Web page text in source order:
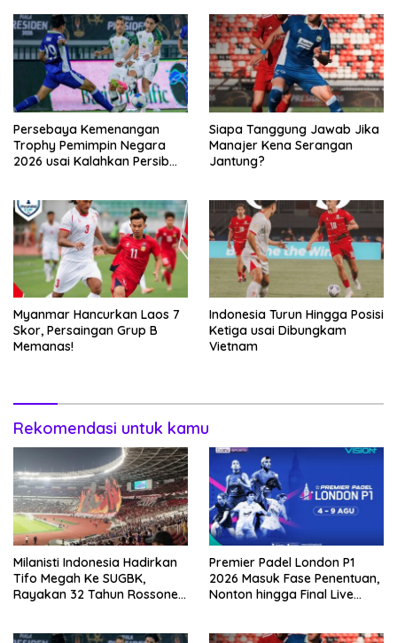
Persebaya Kemenangan
Trophy Pemimpin Negara
2026 usai Kalahkan Persib
Siapa Tanggung Jawab Jika
Manajer Kena Serangan
Jantung?
Myanmar Hancurkan Laos 7
Skor, Persaingan Grup B
Memanas!
Indonesia Turun Hingga Posisi
Ketiga usai Dibungkam
Vietnam
Rekomendasi untuk kamu
Milanisti Indonesia Hadirkan
Tifo Megah Ke SUGBK,
Rayakan 32 Tahun Rossoneri
Premier Padel London P1
2026 Masuk Fase Penentuan,
Nonton hingga Final Live